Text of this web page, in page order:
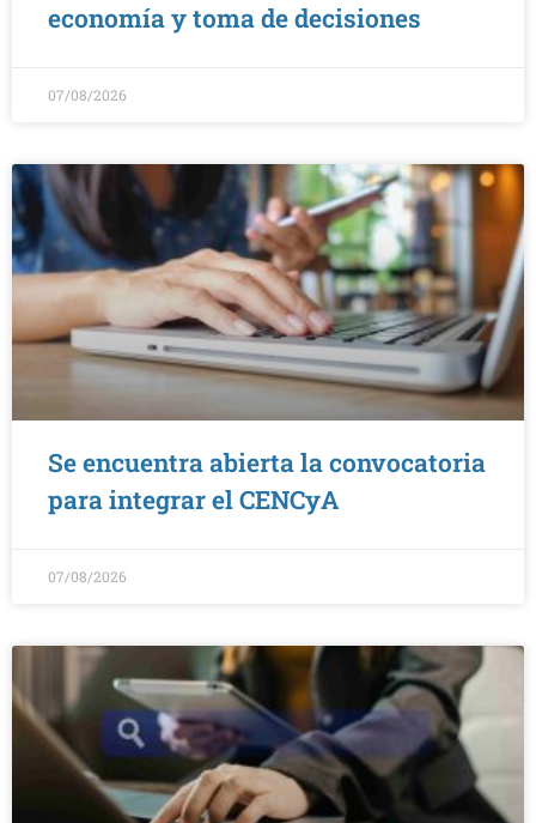
economía y toma de decisiones
07/08/2026
Se encuentra abierta la convocatoria
para integrar el CENCyA
07/08/2026